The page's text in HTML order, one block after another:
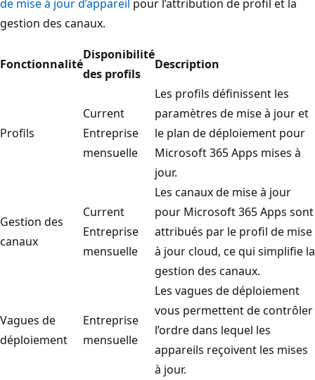
de mise à jour d’appareil pour l’attribution de profil et la
gestion des canaux.
Fonctionnalité
Disponibilité
des profils
Description
Profils
Current
Entreprise
mensuelle
Les profils définissent les
paramètres de mise à jour et
le plan de déploiement pour
Microsoft 365 Apps mises à
jour.
Gestion des
canaux
Current
Entreprise
mensuelle
Les canaux de mise à jour
pour Microsoft 365 Apps sont
attribués par le profil de mise
à jour cloud, ce qui simplifie la
gestion des canaux.
Vagues de
déploiement
Entreprise
mensuelle
Les vagues de déploiement
vous permettent de contrôler
l’ordre dans lequel les
appareils reçoivent les mises
à jour.